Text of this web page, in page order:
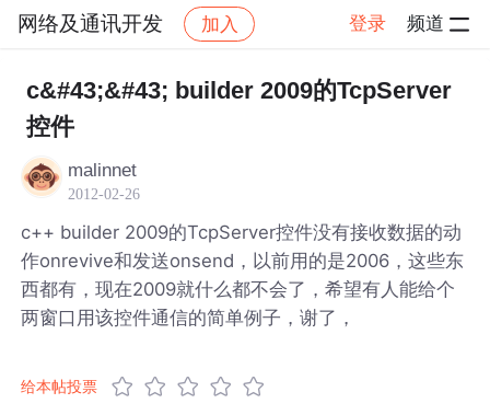
网络及通讯开发 加入 登录 频道
社区 网络及通讯开发 帖子详情
c&#43;&#43; builder 2009的TcpServer
控件
malinnet
2012-02-26
c++ builder 2009的TcpServer控件没有接收数据的动
作onrevive和发送onsend，以前用的是2006，这些东
西都有，现在2009就什么都不会了，希望有人能给个
两窗口用该控件通信的简单例子，谢了，
给本帖投票